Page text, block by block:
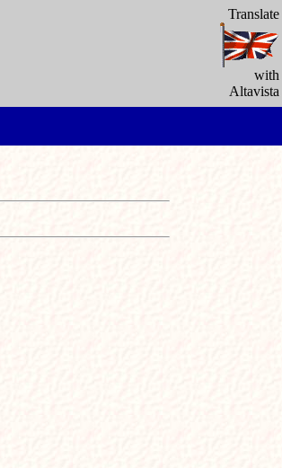
Translate
with
Altavista